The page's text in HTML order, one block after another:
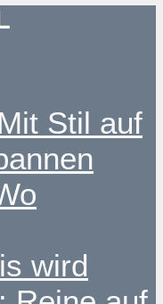
Stil auf
wird